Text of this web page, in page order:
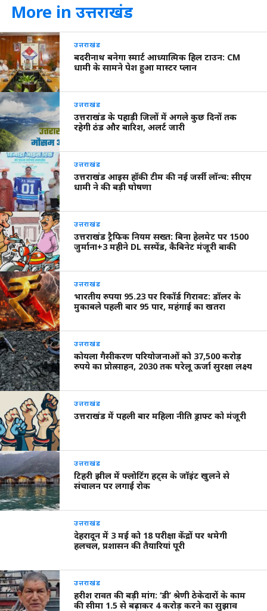
More in उत्तराखंड
उत्तराखंड
बदरीनाथ बनेगा स्मार्ट आध्यात्मिक हिल टाउन: CM
धामी के सामने पेश हुआ मास्टर प्लान
उत्तराखंड
उत्तराखंड के पहाड़ी जिलों में अगले कुछ दिनों तक
रहेगी ठंड और बारिश, अलर्ट जारी
उत्तराखंड
उत्तराखंड आइस हॉकी टीम की नई जर्सी लॉन्च: सीएम
धामी ने की बड़ी घोषणा
उत्तराखंड
उत्तराखंड ट्रैफिक नियम सख्त: बिना हेलमेट पर 1500
जुर्माना+3 महीने DL सस्पेंड, कैबिनेट मंजूरी बाकी
उत्तराखंड
भारतीय रुपया 95.23 पर रिकॉर्ड गिरावट: डॉलर के
मुकाबले पहली बार 95 पार, महंगाई का खतरा
उत्तराखंड
कोयला गैसीकरण परियोजनाओं को 37,500 करोड़
रुपये का प्रोत्साहन, 2030 तक घरेलू ऊर्जा सुरक्षा लक्ष्य
उत्तराखंड
उत्तराखंड में पहली बार महिला नीति ड्राफ्ट को मंजूरी
उत्तराखंड
टिहरी झील में फ्लोटिंग हट्स के जॉइंट खुलने से
संचालन पर लगाई रोक
उत्तराखंड
देहरादून में 3 मई को 18 परीक्षा केंद्रों पर थमेगी
हलचल, प्रशासन की तैयारियां पूरी
उत्तराखंड
हरीश रावत की बड़ी मांग: ‘डी’ श्रेणी ठेकेदारों के काम
की सीमा 1.5 से बढ़ाकर 4 करोड़ करने का सुझाव